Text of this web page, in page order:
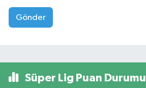
Gönder
Süper Lig Puan Durumu